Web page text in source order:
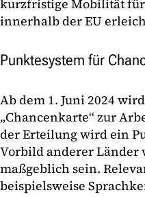
kurzfristige Mobilität
innerhalb der EU
Punktesystem für
Ab dem 1. Juni 2024
„Chancenkarte“ zur
der Erteilung wird ein
Vorbild anderer Länder
maßgeblich sein.
beispielsweise